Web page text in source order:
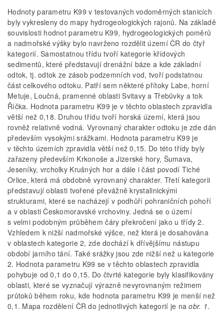
Hodnoty parametru K99 v testovaných vodoměrných stanicích
byly vykresleny do mapy hydrogeologických rajonů. Na základě
souvislosti hodnot parametru K99, hydrogeologických poměrů
a nadmořské výšky bylo navrženo rozdělit území ČR do čtyř
kategorií. Samostatnou třídu tvoří kategorie křídových
sedimentů, které představují drenážní báze a kde základní
odtok, tj. odtok ze zásob podzemních vod, tvoří podstatnou
část celkového odtoku. Patří sem některé přítoky Labe, horní
Metuje, Loučná, pramenné oblasti Svitavy a Třebůvky a tok
Říčka. Hodnota parametru K99 je v těchto oblastech zpravidla
větší než 0,18. Druhou třídu tvoří horská území, která jsou
rovněž relativně vodná. Vyrovnaný charakter odtoku je zde dán
především vysokými srážkami. Hodnota parametru K99 je
v těchto územích zpravidla větší než 0,15. Do této třídy byly
zařazeny především Krkonoše a Jizerské hory, Šumava,
Jeseníky, vrcholky Krušných hor a dále i část povodí Tiché
Orlice, která má obdobně vyrovnaný charakter. Třetí kategorii
představují oblasti tvořené převážně krystalinickými
strukturami, které se nacházejí v podhůří pohraničních pohoří
a v oblasti Českomoravské vrchoviny. Jedná se o území
s velmi podobným průběhem čáry překročení jako u třídy 2.
Vzhledem k nižší nadmořské výšce, než která je dosahována
v oblastech kategorie 2, zde dochází k dřívějšímu nástupu
období jarního tání. Také srážky jsou zde nižší než u kategorie
2. Hodnota parametru K99 se v těchto oblastech zpravidla
pohybuje od 0,1 do 0,15. Do čtvrté kategorie byly klasifikovány
oblasti, které se vyznačují výrazně nevyrovnaným režimem
průtoků během roku, kde hodnota parametru K99 je menší než
0,1. Mapa rozdělení ČR do jednotlivých kategorií je naobr. 1.